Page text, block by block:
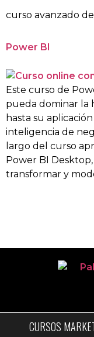
curso avanzado
Power BI
Este curso de
pueda dominar la
hasta su
inteligencia de
largo del curso
Power BI
transformar y
CURSOS